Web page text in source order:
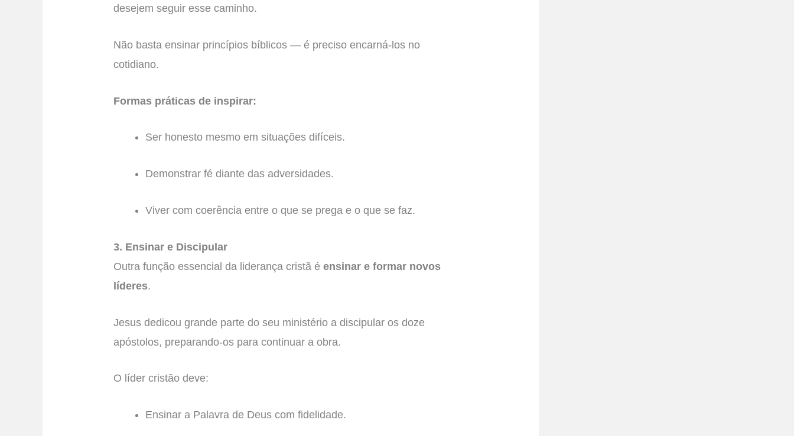
desejem seguir esse caminho.
Não basta ensinar princípios bíblicos — é preciso encarná-los no
cotidiano.
Formas práticas de inspirar:
Ser honesto mesmo em situações difíceis.
Demonstrar fé diante das adversidades.
Viver com coerência entre o que se prega e o que se faz.
3. Ensinar e Discipular
Outra função essencial da liderança cristã éensinar e formar novos
líderes.
Jesus dedicou grande parte do seu ministério a discipular os doze
apóstolos, preparando-os para continuar a obra.
O líder cristão deve:
Ensinar a Palavra de Deus com fidelidade.